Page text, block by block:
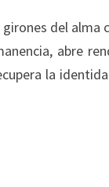
del alma
abre
la